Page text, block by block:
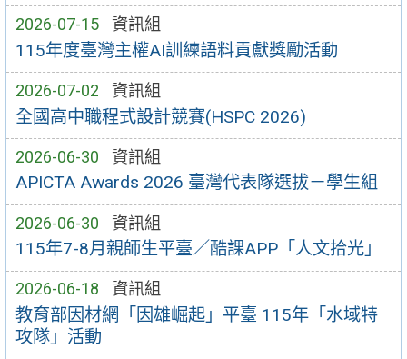
2026-07-15 資訊組
115年度臺灣主權AI訓練語料貢獻獎勵活動
2026-07-02 資訊組
全國高中職程式設計競賽(HSPC 2026)
2026-06-30 資訊組
APICTA Awards 2026 臺灣代表隊選拔－學生組
2026-06-30 資訊組
115年7-8月親師生平臺／酷課APP「人文拾光」
2026-06-18 資訊組
教育部因材網「因雄崛起」平臺 115年「水域特
攻隊」活動